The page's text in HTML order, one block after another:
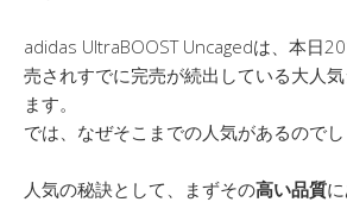
adidas UltraBOOST Uncagedは、本日
売されすでに完売が続出している大人
ます。
では、なぜそこまでの人気があるのでし
人気の秘訣として、まずその高い品質